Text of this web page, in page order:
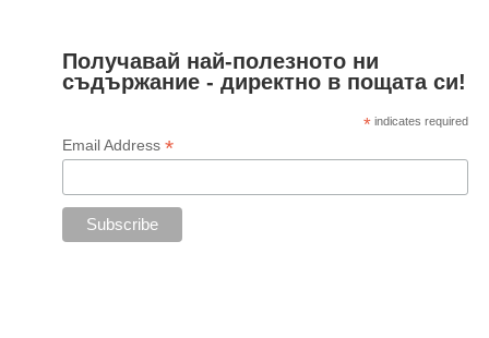
Получавай най-полезното ни
съдържание - директно в пощата си!
* indicates required
Email Address *